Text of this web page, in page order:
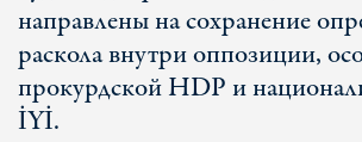
направлены на сохранение
раскола внутри оппозиции,
прокурдской HDP и
İYİ.